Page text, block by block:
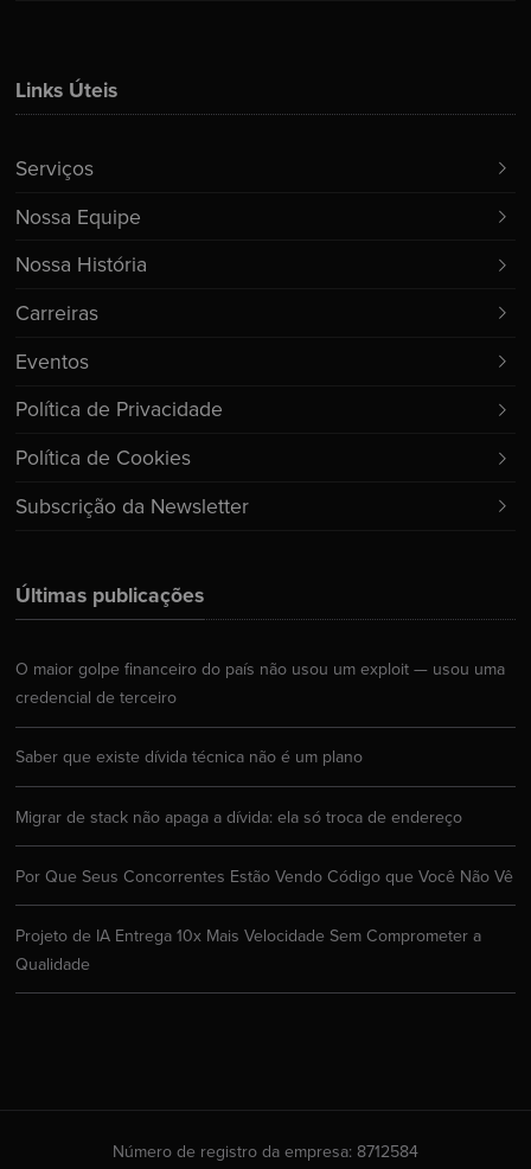
Últimas publicações
O maior golpe financeiro do país não usou um exploit — usou uma
credencial de terceiro
Saber que existe dívida técnica não é um plano
Migrar de stack não apaga a dívida: ela só troca de endereço
Por Que Seus Concorrentes Estão Vendo Código que Você Não Vê
Projeto de IA Entrega 10x Mais Velocidade Sem Comprometer a
Qualidade
Links Úteis
Serviços
Nossa Equipe
Nossa História
Carreiras
Eventos
Política de Privacidade
Política de Cookies
Subscrição da Newsletter
Número de registro da empresa: 8712584